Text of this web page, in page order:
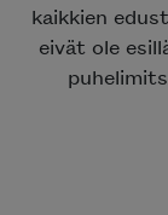
kaikkien
eivät ole